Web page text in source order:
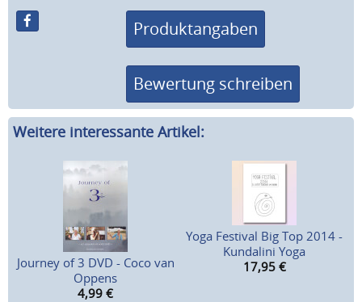
Produktangaben
Bewertung schreiben
Weitere interessante Artikel:
Journey of 3 DVD - Coco van
Oppens
4,99 €
Yoga Festival Big Top 2014 -
Kundalini Yoga
17,95 €